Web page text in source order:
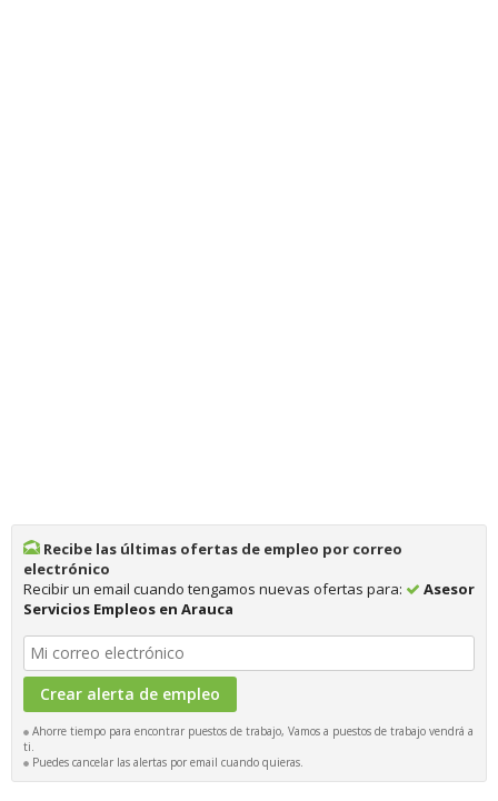
Recibe las últimas ofertas de empleo por correo
electrónico
Recibir un email cuando tengamos nuevas ofertas para:
Asesor
Servicios Empleos en Arauca
Ahorre tiempo para encontrar puestos de trabajo, Vamos a puestos de trabajo vendrá a
ti.
Puedes cancelar las alertas por email cuando quieras.